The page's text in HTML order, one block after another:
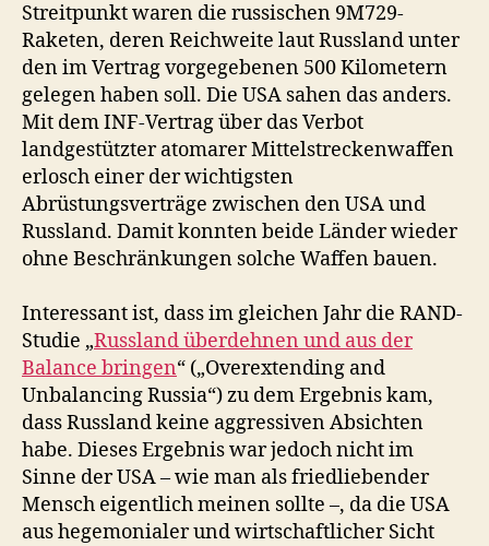
Streitpunkt waren die russischen 9M729-
Raketen, deren Reichweite laut Russland unter
den im Vertrag vorgegebenen 500 Kilometern
gelegen haben soll. Die USA sahen das anders.
Mit dem INF-Vertrag über das Verbot
landgestützter atomarer Mittelstreckenwaffen
erlosch einer der wichtigsten
Abrüstungsverträge zwischen den USA und
Russland. Damit konnten beide Länder wieder
ohne Beschränkungen solche Waffen bauen.
Interessant ist, dass im gleichen Jahr die RAND-
Studie „Russland überdehnen und aus der
Balance bringen“ („Overextending and
Unbalancing Russia“) zu dem Ergebnis kam,
dass Russland keine aggressiven Absichten
habe. Dieses Ergebnis war jedoch nicht im
Sinne der USA – wie man als friedliebender
Mensch eigentlich meinen sollte –, da die USA
aus hegemonialer und wirtschaftlicher Sicht